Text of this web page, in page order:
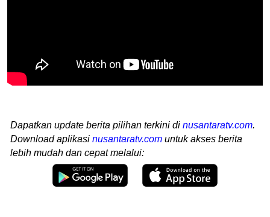
Dapatkan update berita pilihan terkini di nusantaratv.com.
Download aplikasi nusantaratv.com untuk akses berita
lebih mudah dan cepat melalui: